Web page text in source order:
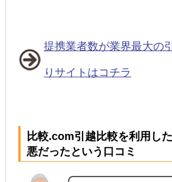
提携業者数が業界最大の
りサイトはコチラ
比較.com引越比較を利用し
悪だったという口コミ